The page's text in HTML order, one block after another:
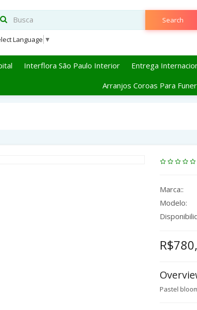
Search
Language ▼
Interflora São Paulo Interior Entrega
Arranjos Coroas Para
Marca::
Modelo:
Pastel